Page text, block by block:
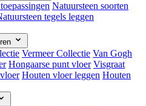
Natuursteen soorten
tegels leggen
Vermeer Collectie Van Gogh
Hongaarse punt vloer Visgraat
Houten vloer leggen Houten